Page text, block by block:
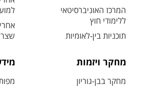
המרכז האוניברסיטאי
ללימודי חוץ
תוכניות בין-לאומיות
מחקר ויזמות
מחקר בבן-גוריון